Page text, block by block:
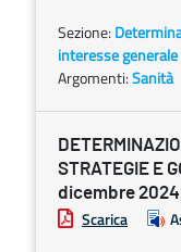
Sezione:
interesse generale
Argomenti:Sanità
STRATEGIE E
dicembre
Scarica